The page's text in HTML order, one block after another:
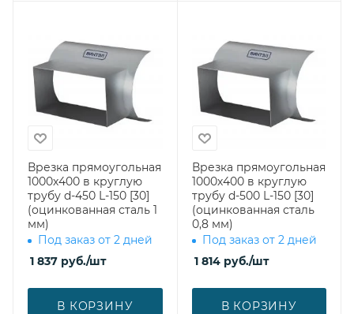
Врезка прямоугольная
1000х400 в круглую
трубу d-450 L-150 [30]
(оцинкованная сталь 1
мм)
Под заказ от 2 дней
1 837 руб./шт
В КОРЗИНУ
Врезка прямоугольная
1000х400 в круглую
трубу d-500 L-150 [30]
(оцинкованная сталь
0,8 мм)
Под заказ от 2 дней
1 814руб./шт
В КОРЗИНУ